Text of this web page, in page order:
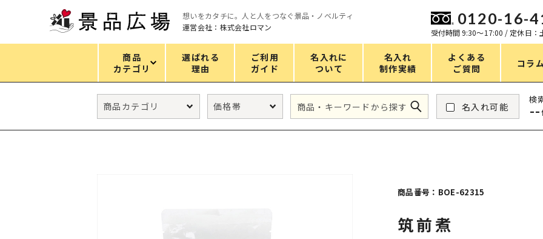
想いをカタチに。人と人をつなぐ景品・ノベルティ
運営会社：株式会社ロマン
0120-16-
受付時間 9:30〜17:00 / 定休日：
商品
カテゴリ
選ばれる
理由
ご利用
ガイド
名入れに
ついて
名入れ
制作実績
よくある
ご質問
コラ
カテゴリ 価格
151～200円
251～300円
名入れ可能
検
--
商品番号：BOE-62315
筑前煮